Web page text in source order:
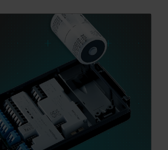
Koude-oplossingen​
Innovatieve oplossingen voor
nauwkeurige koudemetingen
en energie efficiëntie .